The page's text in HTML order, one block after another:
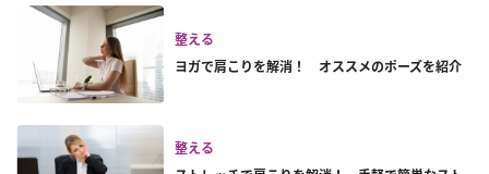
整える
ヨガで肩こりを解消！ オススメのポーズを紹介
整える